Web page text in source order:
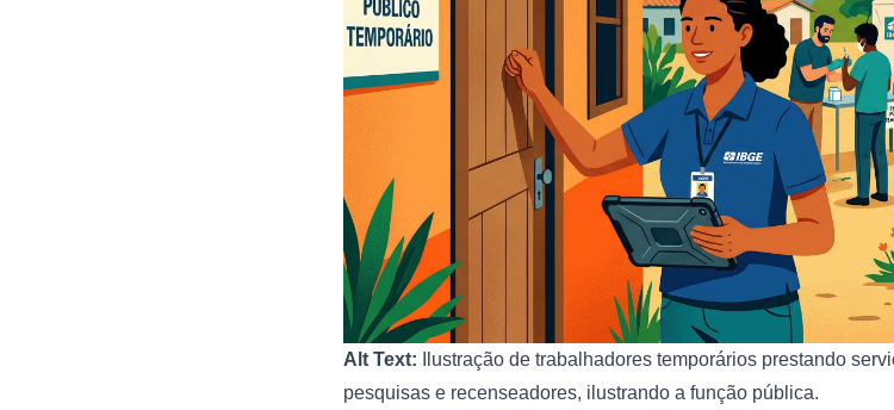
Alt Text: Ilustração de trabalhadores temporários prestando
pesquisas e recenseadores, ilustrando a função pública.